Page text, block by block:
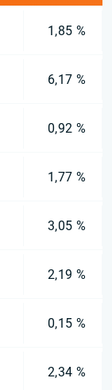
1,85 %
6,17 %
0,92 %
1,77 %
3,05 %
2,19 %
0,15 %
2,34 %